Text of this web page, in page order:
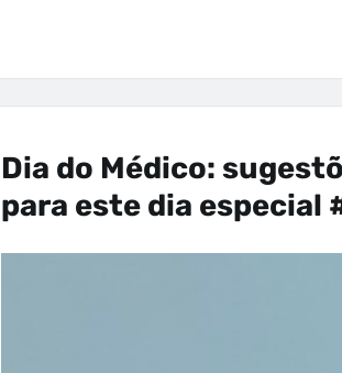
Dia do Médico:
para este dia especial